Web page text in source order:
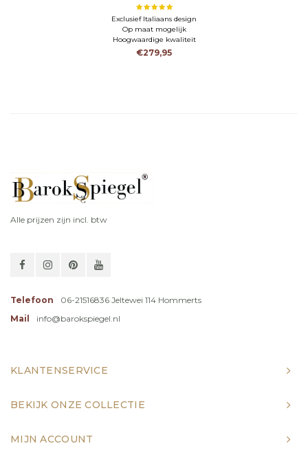
Exclusief Italiaans design
Op maat mogelijk
Hoogwaardige kwaliteit
€279,95
Alle prijzen zijn incl. btw
Telefoon
06-21516836 Jeltewei 114 Hommerts
Mail
info@barokspiegel.nl
KLANTENSERVICE
BEKIJK ONZE COLLECTIE
MIJN ACCOUNT